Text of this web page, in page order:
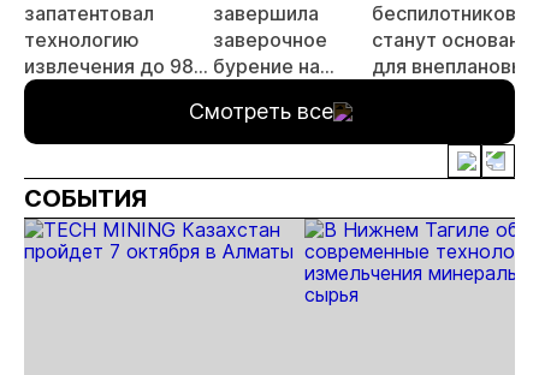
запатентовал
технологию
извлечения до 98%
золота из
металлургического
шлака
завершила
заверочное
бурение на
месторождении
Дегдекан
беспилотников
станут
для внеплановых
Смотреть все
СОБЫТИЯ